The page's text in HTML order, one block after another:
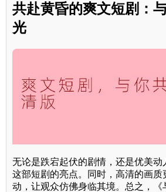
共赴黄昏的爽文短剧：
光
无论是跌宕起伏的剧情，还是优美动
这部短剧的亮点。同时，高清的画质
动，让观众仿佛身临其境。总之，《